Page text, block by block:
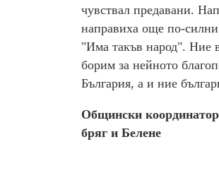
чувствал предавани.
направиха още по-
"Има такъв народ". Ние
борим за нейното
България, а и ние
Общински
бряг и Белене